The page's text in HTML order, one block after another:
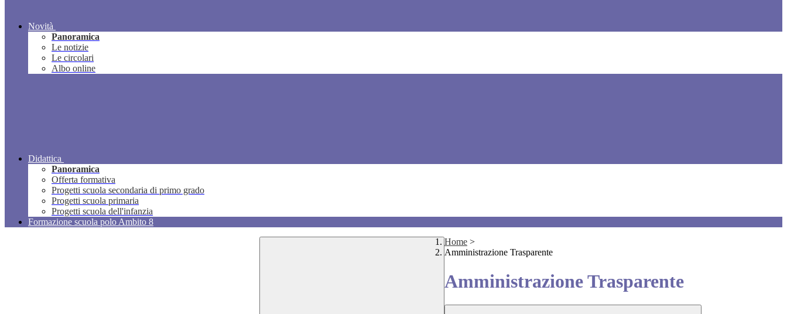
Novità
Panoramica
Le notizie
Le circolari
Albo online
Didattica
Panoramica
Offerta formativa
Progetti scuola secondaria di primo grado
Progetti scuola primaria
Progetti scuola dell'infanzia
Formazione scuola polo Ambito 8
Home >
Amministrazione Trasparente
Amministrazione Trasparente